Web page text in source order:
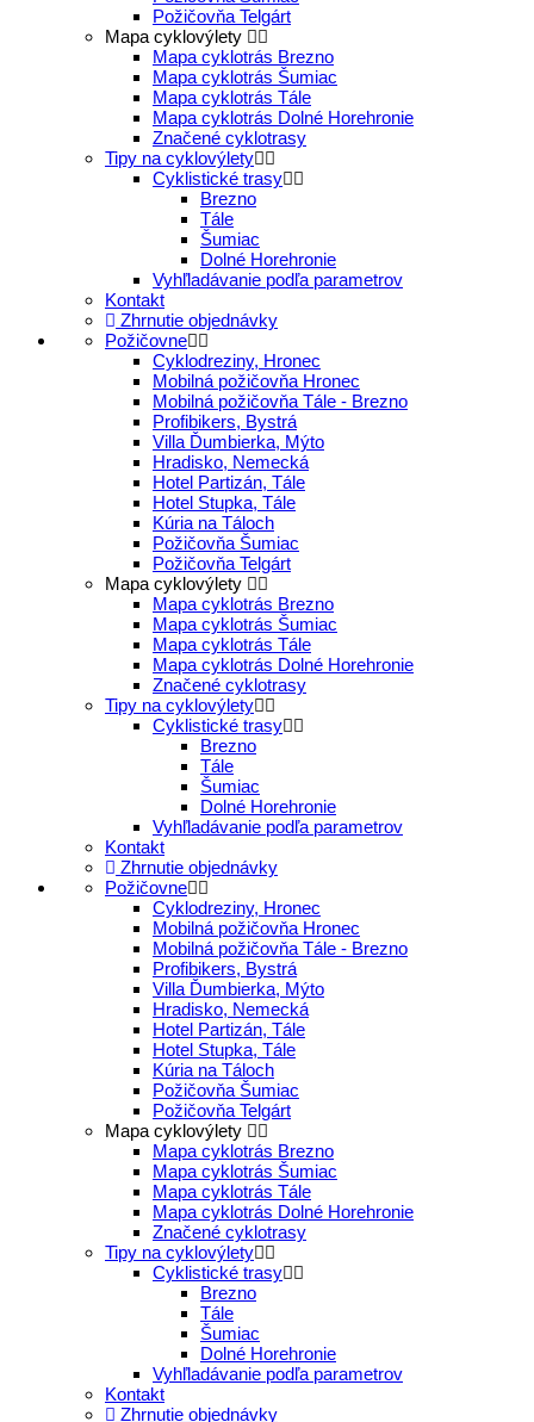
Požičovňa Telgárt
Mapa cyklovýlety
Mapa cyklotrás Brezno
Mapa cyklotrás Šumiac
Mapa cyklotrás Tále
Mapa cyklotrás Dolné Horehronie
Značené cyklotrasy
Tipy na cyklovýlety
Cyklistické trasy
Brezno
Tále
Šumiac
Dolné Horehronie
Vyhľladávanie podľa parametrov
Kontakt
Zhrnutie objednávky
Požičovne
Cyklodreziny, Hronec
Mobilná požičovňa Hronec
Mobilná požičovňa Tále - Brezno
Profibikers, Bystrá
Villa Ďumbierka, Mýto
Hradisko, Nemecká
Hotel Partizán, Tále
Hotel Stupka, Tále
Kúria na Táloch
Požičovňa Šumiac
Požičovňa Telgárt
Mapa cyklovýlety
Mapa cyklotrás Brezno
Mapa cyklotrás Šumiac
Mapa cyklotrás Tále
Mapa cyklotrás Dolné Horehronie
Značené cyklotrasy
Tipy na cyklovýlety
Cyklistické trasy
Brezno
Tále
Šumiac
Dolné Horehronie
Vyhľladávanie podľa parametrov
Kontakt
Zhrnutie objednávky
Požičovne
Cyklodreziny, Hronec
Mobilná požičovňa Hronec
Mobilná požičovňa Tále - Brezno
Profibikers, Bystrá
Villa Ďumbierka, Mýto
Hradisko, Nemecká
Hotel Partizán, Tále
Hotel Stupka, Tále
Kúria na Táloch
Požičovňa Šumiac
Požičovňa Telgárt
Mapa cyklovýlety
Mapa cyklotrás Brezno
Mapa cyklotrás Šumiac
Mapa cyklotrás Tále
Mapa cyklotrás Dolné Horehronie
Značené cyklotrasy
Tipy na cyklovýlety
Cyklistické trasy
Brezno
Tále
Šumiac
Dolné Horehronie
Vyhľladávanie podľa parametrov
Kontakt
Zhrnutie objednávky